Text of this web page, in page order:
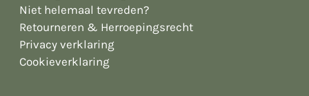
Niet helemaal tevreden?
Retourneren & Herroepingsrecht
Privacy verklaring
Cookieverklaring